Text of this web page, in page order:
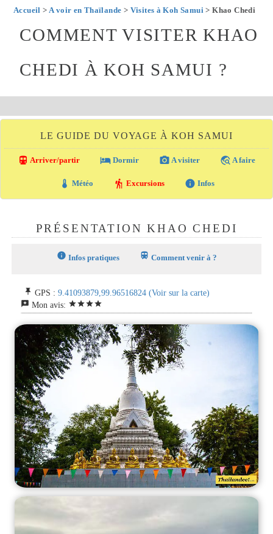
Accueil > A voir en Thaïlande > Visites à Koh Samui > Khao Chedi
COMMENT VISITER KHAO
CHEDI À KOH SAMUI ?
LE GUIDE DU VOYAGE À KOH SAMUI
directions_transit Arriver/partir local_hotel Dormir photo_camera A visiter travel_explore A faire
thermostat Météo hiking Excursions info Infos
PRÉSENTATION KHAO CHEDI
info Infos pratiques train Comment venir à ?
push_pin GPS : 9.41093879,99.96516824 (Voir sur la carte)
reviews Mon avis: starstarstarstar